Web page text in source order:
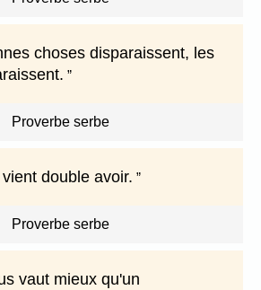
choses disparaissent, les
Proverbe serbe
double avoir.
Proverbe serbe
vaut mieux qu'un